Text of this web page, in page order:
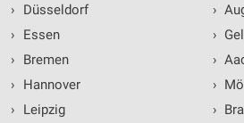
›
Düsseldorf
›
Essen
›
Bremen
›
Hannover
›
Leipzig
›
›
›
›
›